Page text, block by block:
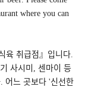
where you can
취급점』입니다.
사시미, 센마이 등
곳보다 '신선한